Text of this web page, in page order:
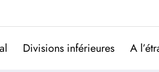
Divisions inférieures A